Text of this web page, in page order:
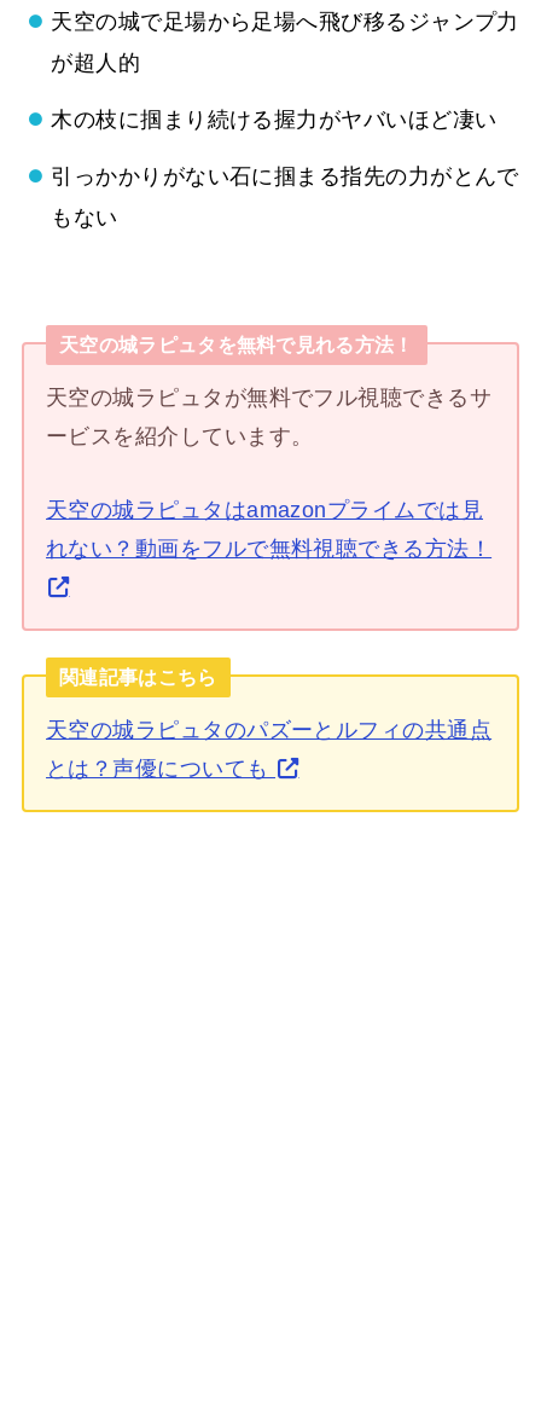
天空の城で足場から足場へ飛び移るジャンプ力
が超人的
木の枝に掴まり続ける握力がヤバいほど凄い
引っかかりがない石に掴まる指先の力がとんで
もない
天空の城ラピュタを無料で見れる方法！
天空の城ラピュタが無料でフル視聴できるサ
ービスを紹介しています。
天空の城ラピュタはamazonプライムでは見
れない？動画をフルで無料視聴できる方法！
関連記事はこちら
天空の城ラピュタのパズーとルフィの共通点
とは？声優についても